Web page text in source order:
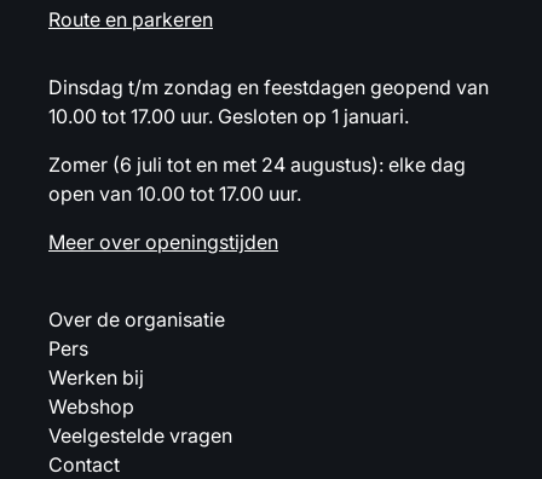
Route en parkeren
Dinsdag t/m zondag en feestdagen geopend van
10.00 tot 17.00 uur. Gesloten op 1 januari.
Zomer (6 juli tot en met 24 augustus): elke dag
open van 10.00 tot 17.00 uur.
Meer over openingstijden
Over de organisatie
Pers
Werken bij
Webshop
Veelgestelde vragen
Contact